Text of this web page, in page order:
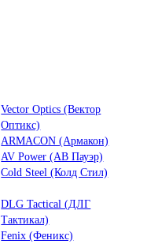
Vector Optics (Вектор
Оптикc)
ARMACON (Армакон)
AV Power (АВ Пауэр)
Cold Steel (Колд Стил)
DLG Tactical (ДЛГ
Тактикал)
Fenix (Феникс)